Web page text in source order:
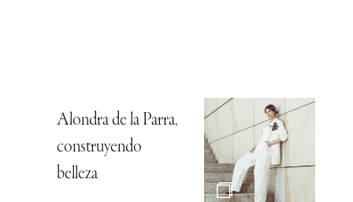
Alondra de la Parra,
construyendo
belleza